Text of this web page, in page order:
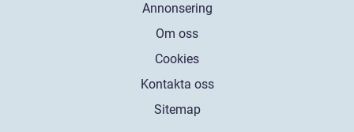
Annonsering
Om oss
Cookies
Kontakta oss
Sitemap